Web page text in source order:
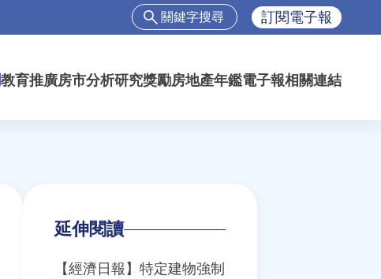
搜
表
單
搜
尋
訂閱電子報
教育推廣房市分析研究獎勵房地產年鑑電子報相關連結
延伸閱讀
【經濟日報】特定建物強制